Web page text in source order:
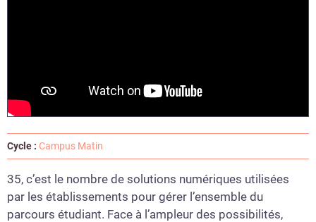
Cycle : Campus Matin
35, c’est le nombre de solutions numériques utilisées
par les établissements pour gérer l’ensemble du
parcours étudiant. Face à l’ampleur des possibilités,